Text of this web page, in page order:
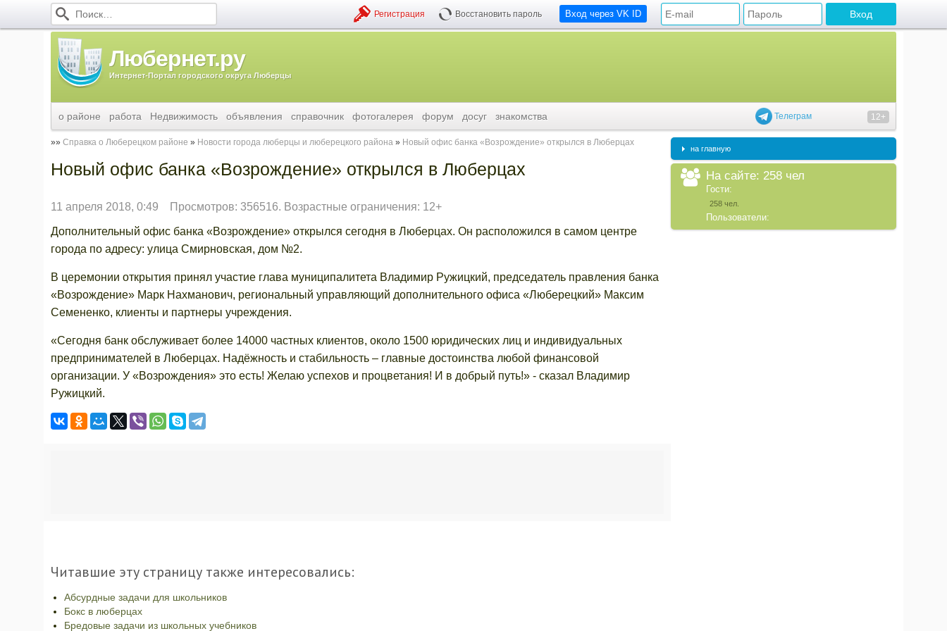
Вход через VK ID
Регистрация Восстановить пароль
Любернет.ру
Интернет-Портал городского округа Люберцы
Телеграм 12+
о районе работа Недвижимость объявления справочник фотогалерея форум досуг знакомства
Справка о Люберецком районе Новости города люберцы и люберецкого района Новый офис банка «Возрождение» открылся в Люберцах
Новый офис банка «Возрождение» открылся в Люберцах
11 апреля 2018, 0:49 Просмотров: 356516. Возрастные ограничения: 12+
Дополнительный офис банка «Возрождение» открылся сегодня в Люберцах. Он расположился в самом центре
города по адресу: улица Смирновская, дом №2.
В церемонии открытия принял участие глава муниципалитета Владимир Ружицкий, председатель правления банка
«Возрождение» Марк Нахманович, региональный управляющий дополнительного офиса «Люберецкий» Максим
Семененко, клиенты и партнеры учреждения.
«Сегодня банк обслуживает более 14000 частных клиентов, около 1500 юридических лиц и индивидуальных
предпринимателей в Люберцах. Надёжность и стабильность – главные достоинства любой финансовой
организации. У «Возрождения» это есть! Желаю успехов и процветания! И в добрый путь!» - сказал Владимир
Ружицкий.
Читавшие эту страницу также интересовались:
Абсурдные задачи для школьников
Бокс в люберцах
Бредовые задачи из школьных учебников
на главную
На сайте: 258 чел
Гости:
258 чел.
Пользователи: